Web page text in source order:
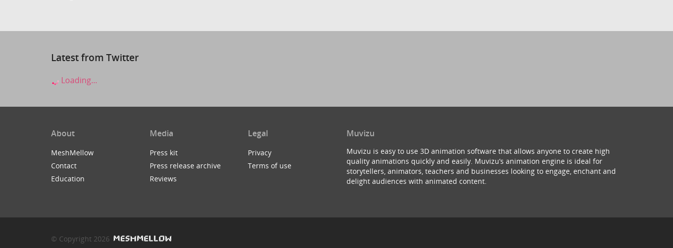
Latest from Twitter
Loading...
About
MeshMellow
Contact
Education
Media
Press kit
Press release archive
Reviews
Legal
Privacy
Terms of use
Muvizu
Muvizu is easy to use 3D animation software that allows anyone to create high
quality animations quickly and easily. Muvizu’s animation engine is ideal for
storytellers, animators, teachers and businesses looking to engage, enchant and
delight audiences with animated content.
© Copyright 2026